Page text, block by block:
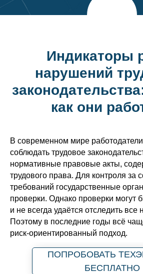
Индикаторы
нарушений
как они
В современном мире
соблюдать трудовое
нормативные правовые акты,
трудового права. Для контроля за
требований государственные
проверки. Однако проверки могут
и не всегда удаётся отследить все
Поэтому в последние годы всё
риск-ориентированный подход.
ПОПРОБОВАТЬ
БЕСПЛАТНО